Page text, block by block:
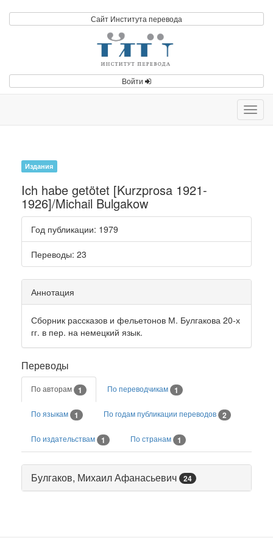
Сайт Института перевода
Войти
Издания
Ich habe getötet [Kurzprosa 1921-
1926]/Michail Bulgakow
Год публикации: 1979
Переводы: 23
Аннотация
Сборник рассказов и фельетонов М. Булгакова 20-х
гг. в пер. на немецкий язык.
Переводы
По авторам 1 По переводчикам 1
По языкам 1 По годам публикации переводов 2
По издательствам 1 По странам 1
Булгаков, Михаил Афанасьевич 24